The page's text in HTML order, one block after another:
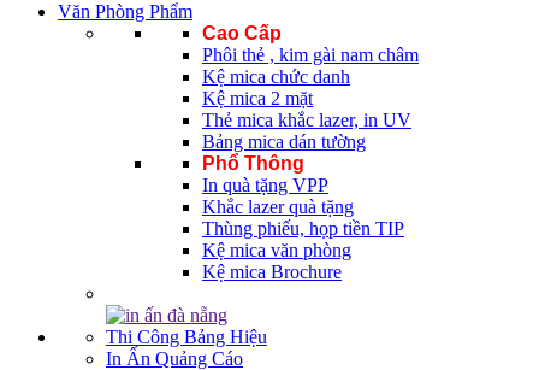
Văn Phòng Phẩm
Cao Cấp
Phôi thẻ , kim gài nam châm
Kệ mica chức danh
Kệ mica 2 mặt
Thẻ mica khắc lazer, in UV
Bảng mica dán tường
Phổ Thông
In quà tặng VPP
Khắc lazer quà tặng
Thùng phiếu, họp tiền TIP
Kệ mica văn phòng
Kệ mica Brochure
Thi Công Bảng Hiệu
In Ấn Quảng Cáo